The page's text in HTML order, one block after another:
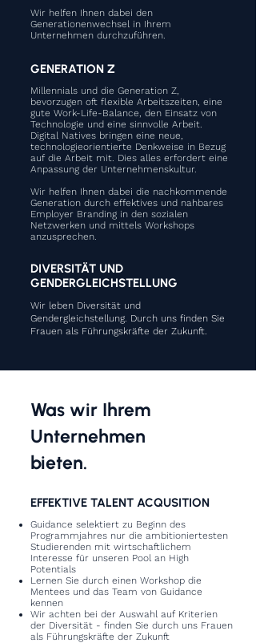
Wir helfen Ihnen dabei den
Generationenwechsel in Ihrem
Unternehmen durchzuführen. ​
GENERATION Z
Millennials und die Generation Z,
bevorzugen oft flexible Arbeitszeiten, eine
gute Work-Life-Balance, den Einsatz von
Technologie und eine sinnvolle Arbeit.
Digital Natives bringen eine neue,
technologieorientierte Denkweise in Bezug
auf die Arbeit mit. Dies alles erfordert eine
Anpassung der Unternehmenskultur.
Wir helfen Ihnen dabei die nachkommende
Generation durch effektives und nahbares
Employer Branding in den sozialen
Netzwerken und mittels Workshops
anzusprechen. ​
DIVERSITÄT UND
GENDERGLEICHSTELLUNG
Wir leben Diversität und
Gendergleichstellung. Durch uns finden Sie
Frauen als Führungskräfte der Zukunft.
Was wir Ihrem
Unternehmen
bieten.
EFFEKTIVE TALENT ACQUSITION
Guidance selektiert zu Beginn des
Programmjahres nur die ambitioniertesten
Studierenden mit wirtschaftlichem
Interesse für unseren Pool an High
Potentials
Lernen Sie durch einen Workshop die
Mentees und das Team von Guidance
kennen
Wir achten bei der Auswahl auf Kriterien
der Diversität - finden Sie durch uns Frauen
als Führungskräfte der Zukunft